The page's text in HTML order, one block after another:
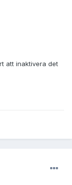
att inaktivera det